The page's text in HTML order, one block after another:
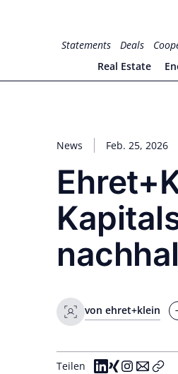
for PHYSIC ASSETS
Statements Deals
Real Estate
News Feb. 25, 2026
von ehret+klein
Teilen